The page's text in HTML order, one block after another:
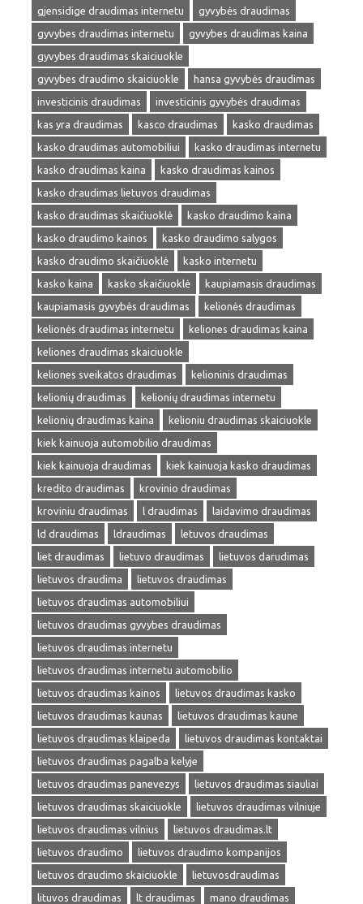
gjensidige draudimas internetu
gyvybės draudimas
gyvybes draudimas internetu
gyvybes draudimas kaina
gyvybes draudimas skaiciuokle
gyvybes draudimo skaiciuokle
hansa gyvybės draudimas
investicinis draudimas
investicinis gyvybės draudimas
kas yra draudimas
kasco draudimas
kasko draudimas
kasko draudimas automobiliui
kasko draudimas internetu
kasko draudimas kaina
kasko draudimas kainos
kasko draudimas lietuvos draudimas
kasko draudimas skaičiuoklė
kasko draudimo kaina
kasko draudimo kainos
kasko draudimo salygos
kasko draudimo skaičiuoklė
kasko internetu
kasko kaina
kasko skaičiuoklė
kaupiamasis draudimas
kaupiamasis gyvybės draudimas
kelionės draudimas
kelionės draudimas internetu
keliones draudimas kaina
keliones draudimas skaiciuokle
keliones sveikatos draudimas
kelioninis draudimas
kelionių draudimas
kelionių draudimas internetu
kelionių draudimas kaina
kelioniu draudimas skaiciuokle
kiek kainuoja automobilio draudimas
kiek kainuoja draudimas
kiek kainuoja kasko draudimas
kredito draudimas
krovinio draudimas
kroviniu draudimas
l draudimas
laidavimo draudimas
ld draudimas
ldraudimas
letuvos draudimas
liet draudimas
lietuvo draudimas
lietuvos darudimas
lietuvos draudima
lietuvos draudimas
lietuvos draudimas automobiliui
lietuvos draudimas gyvybes draudimas
lietuvos draudimas internetu
lietuvos draudimas internetu automobilio
lietuvos draudimas kainos
lietuvos draudimas kasko
lietuvos draudimas kaunas
lietuvos draudimas kaune
lietuvos draudimas klaipeda
lietuvos draudimas kontaktai
lietuvos draudimas pagalba kelyje
lietuvos draudimas panevezys
lietuvos draudimas siauliai
lietuvos draudimas skaiciuokle
lietuvos draudimas vilniuje
lietuvos draudimas vilnius
lietuvos draudimas.lt
lietuvos draudimo
lietuvos draudimo kompanijos
lietuvos draudimo skaiciuokle
lietuvosdraudimas
lituvos draudimas
lt draudimas
mano draudimas